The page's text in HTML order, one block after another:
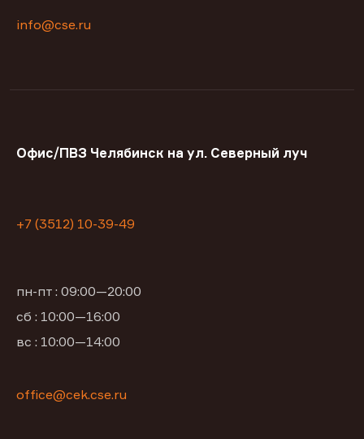
info@cse.ru
Офис/ПВЗ Челябинск на ул. Северный луч
+7 (3512) 10-39-49
пн-пт : 09:00—20:00
сб : 10:00—16:00
вс : 10:00—14:00
office@cek.cse.ru